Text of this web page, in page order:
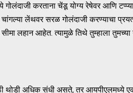
करताना चेंडू योग्य रेषेवर आणि
लेंथवर सरळ गोलंदाजी करण्याचा
लहान आहेत. त्यामुळे तिथे तुम्हाला तुमच्या
थोडी अधिक संधी असते, तर आयपीएलमध्ये